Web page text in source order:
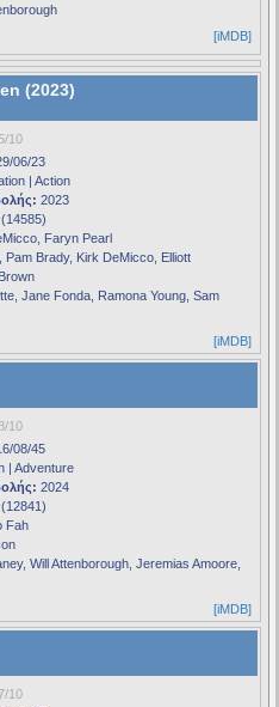
[iMDB]
(2023)
10
06/23
| Action
2023
Faryn Pearl
Pam Brady, Kirk DeMicco, Elliott
Jane Fonda, Ramona Young, Sam
[iMDB]
10
08/45
| Adventure
2024
Fah
Will Attenborough, Jeremias Amoore,
[iMDB]
10